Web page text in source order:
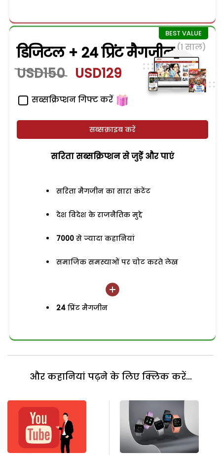
डिजिटल + 24 प्रिंट मैगजीन (1 साल)
USD150 USD129
सब्सक्रिप्शन गिफ्ट करें
सब्सक्राइब करें
सरिता सब्सक्रिप्शन से जुड़ेें और पाएं
सरिता मैगजीन का सारा कंटेंट
देश विदेश के राजनैतिक मुद्दे
7000 से ज्यादा कहानियां
समाजिक समस्याओं पर चोट करते लेख
24 प्रिंट मैगजीन
और कहानियां पढ़ने के लिए क्लिक करें...